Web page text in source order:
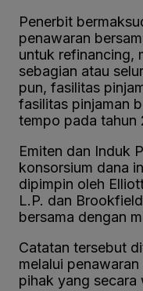
Penerbit
penawaran
untuk refinancing,
sebagian atau
pun, fasilitas
fasilitas pinjaman
tempo pada tahun
Emiten dan Induk
konsorsium dana
dipimpin oleh
L.P. dan
bersama dengan
Catatan tersebut
melalui
pihak yang secara